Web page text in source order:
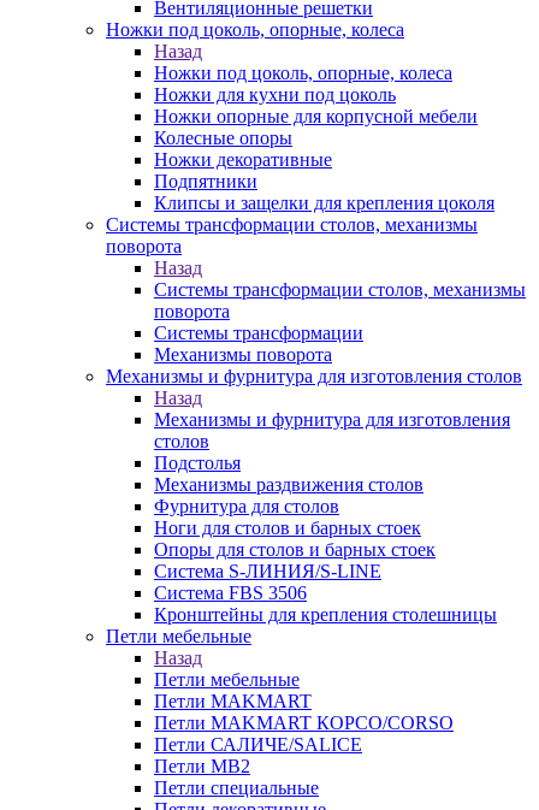
Вентиляционные решетки
Ножки под цоколь, опорные, колеса
Назад
Ножки под цоколь, опорные, колеса
Ножки для кухни под цоколь
Ножки опорные для корпусной мебели
Колесные опоры
Ножки декоративные
Подпятники
Клипсы и защелки для крепления цоколя
Системы трансформации столов, механизмы
поворота
Назад
Системы трансформации столов, механизмы
поворота
Системы трансформации
Механизмы поворота
Механизмы и фурнитура для изготовления столов
Назад
Механизмы и фурнитура для изготовления
столов
Подстолья
Механизмы раздвижения столов
Фурнитура для столов
Ноги для столов и барных стоек
Опоры для столов и барных стоек
Система S-ЛИНИЯ/S-LINE
Система FBS 3506
Кронштейны для крепления столешницы
Петли мебельные
Назад
Петли мебельные
Петли MAKMART
Петли MAKMART КОРСО/CORSO
Петли САЛИЧЕ/SALICE
Петли MB2
Петли специальные